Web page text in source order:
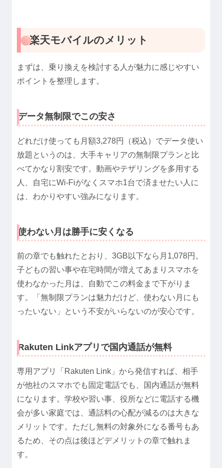
楽天モバイルのメリット
まずは、乗り換えを検討する人が魅力に感じやすい
ポイントを整理します。
データ無制限でこの安さ
どれだけ使っても月額3,278円（税込）でデータ使い
放題というのは、大手キャリアの無制限プランと比
べてかなり割安です。動画やテザリングを多用する
人、自宅にWi-Fiがなくスマホ1台で済ませたい人に
は、わかりやすい強みになります。
使わない月は勝手に安くなる
前の章でも触れたとおり、3GB以下なら月1,078円。
子どもの習い事や在宅時間が増えてあまりスマホを
使わなかった月は、自動でこの料金まで下がりま
す。「無制限プランは魅力だけど、使わない月にも
ったいない」という不安がいらないのが安心です。
Rakuten Linkアプリで国内通話が無料
専用アプリ「Rakuten Link」から発信すれば、相手
が他社のスマホでも固定電話でも、国内通話が無料
になります。学校や習い事、役所などに電話する機
会が多い家庭では、通話料の心配が減るのは大きな
メリットです。ただし無料の対象外になる番号もあ
るため、その点は後ほどデメリットの章で触れま
す。